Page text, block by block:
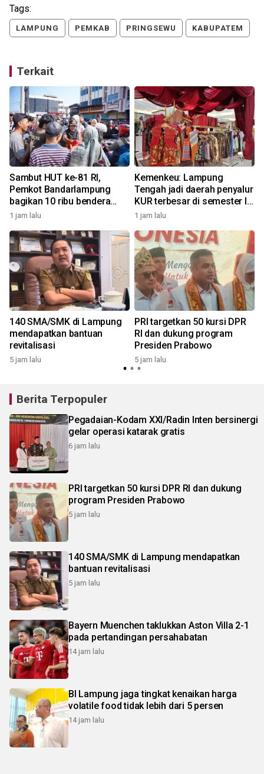
Tags:
LAMPUNG PEMKAB PRINGSEWU KABUPATEM
Terkait
Sambut HUT ke-81 RI,
Pemkot Bandarlampung
bagikan 10 ribu bendera
Merah Putih
1 jam lalu
Kemenkeu: Lampung
Tengah jadi daerah penyalur
KUR terbesar di semester I
2026
1 jam lalu
140 SMA/SMK di Lampung
mendapatkan bantuan
revitalisasi
5 jam lalu
PRI targetkan 50 kursi DPR
RI dan dukung program
Presiden Prabowo
5 jam lalu
Berita Terpopuler
Pegadaian-Kodam XXI/Radin Inten bersinergi
gelar operasi katarak gratis
6 jam lalu
PRI targetkan 50 kursi DPR RI dan dukung
program Presiden Prabowo
5 jam lalu
140 SMA/SMK di Lampung mendapatkan
bantuan revitalisasi
5 jam lalu
Bayern Muenchen taklukkan Aston Villa 2-1
pada pertandingan persahabatan
14 jam lalu
BI Lampung jaga tingkat kenaikan harga
volatile food tidak lebih dari 5 persen
14 jam lalu